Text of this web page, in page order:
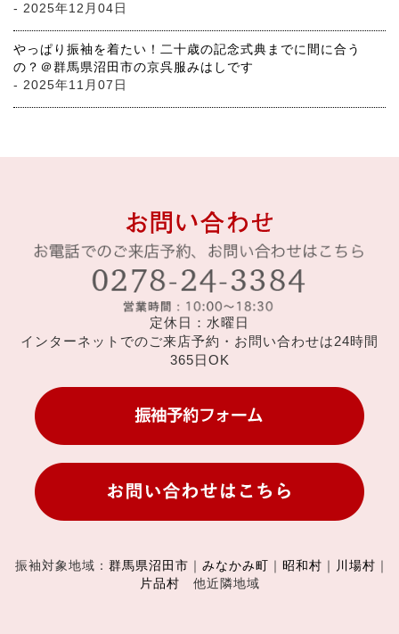
- 2025年12月04日
やっぱり振袖を着たい！二十歳の記念式典までに間に合う
の？＠群馬県沼田市の京呉服みはしです
- 2025年11月07日
定休日：水曜日
インターネットでのご来店予約・お問い合わせは24時間
365日OK
振袖対象地域： 群馬県沼田市 ｜ みなかみ町 ｜ 昭和村 ｜ 川場村 ｜
片品村 他近隣地域